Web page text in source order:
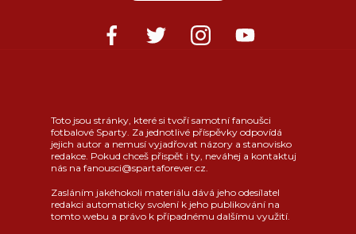
Toto jsou stránky, které si tvoří samotní fanoušci
fotbalové Sparty. Za jednotlivé příspěvky odpovídá
jejich autor a nemusí vyjadřovat názory a stanovisko
redakce. Pokud chceš přispět i ty, neváhej a kontaktuj
nás na fanousci@spartaforever.cz.
Zasláním jakéhokoli materiálu dává jeho odesílatel
redakci automaticky svolení k jeho publikování na
tomto webu a právo k případnému dalšímu využití.